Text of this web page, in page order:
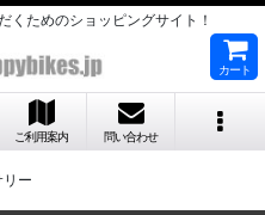
くためのショッピングサイト！
カート
ご利用案内 問い合わせ
ー